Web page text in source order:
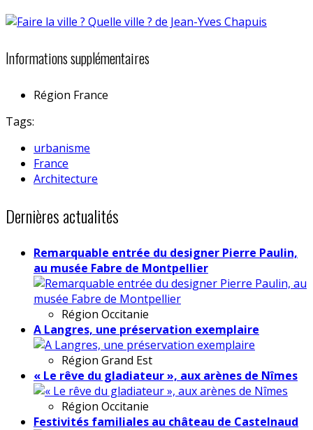
Informations supplémentaires
Région France
Tags:
urbanisme
France
Architecture
Dernières actualités
Remarquable entrée du designer Pierre Paulin,
au musée Fabre de Montpellier
Région Occitanie
A Langres, une préservation exemplaire
Région Grand Est
« Le rêve du gladiateur », aux arènes de Nîmes
Région Occitanie
Festivités familiales au château de Castelnaud